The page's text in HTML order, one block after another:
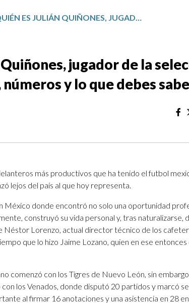
¿QUIÉN ES JULIÁN QUIÑONES, JUGADOR DE LA SELECCIÓN DE MÉXICO? CLUBES, NÚMEROS Y LO QUE DEBES SABER DE ÉL
jugador de la
y lo que debes
más productivos que ha tenido el futbol
lejos del país al que hoy representa.
México donde encontró no solo una oportunidad
construyó su vida personal y, tras naturalizarse,
Néstor Lorenzo, actual director técnico de los
que lo hizo Jaime Lozano, quien en ese entonces
comenzó con los Tigres de Nuevo León, sin
los Venados, donde disputó 20 partidos y marcó
al firmar 16 anotaciones y una asistencia en 28